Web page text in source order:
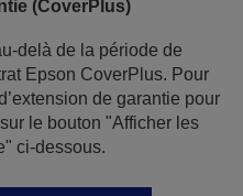
(CoverPlus)
delà de la période de
Epson CoverPlus. Pour
de garantie pour
le bouton "Afficher les
ci-dessous.